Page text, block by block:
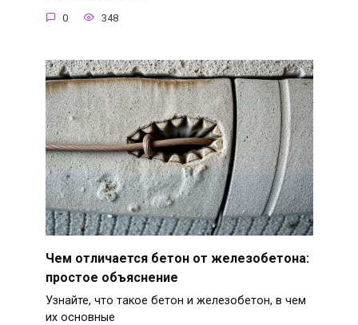
0 348
Чем отличается бетон от железобетона:
простое объяснение
Узнайте, что такое бетон и железобетон, в чем
их основные